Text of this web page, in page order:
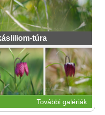
túra
További galériák